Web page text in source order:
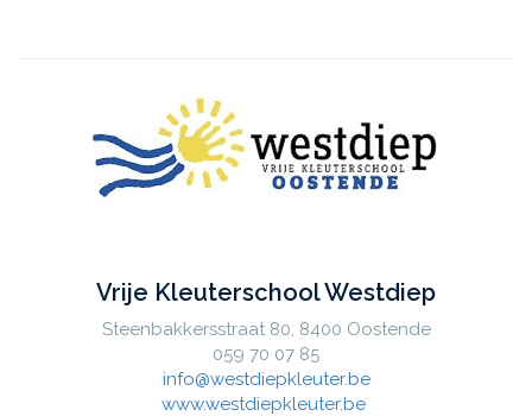
Vrije Kleuterschool Westdiep
Steenbakkersstraat 80, 8400 Oostende
059 70 07 85
info@westdiepkleuter.be
www.westdiepkleuter.be